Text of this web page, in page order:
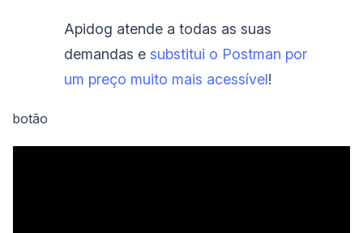
Apidog atende a todas as suas
demandas esubstitui o Postman por
um preço muito mais acessível!
botão